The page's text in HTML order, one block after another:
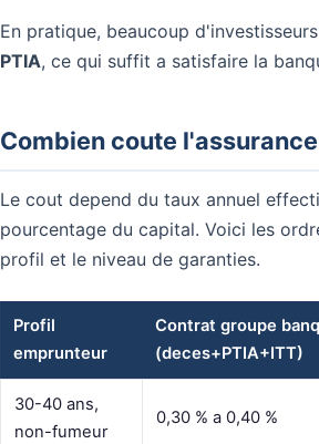
En pratique, beaucoup
PTIA, ce qui suffit a satisfaire la
Combien coute
Le cout depend du taux annuel
pourcentage du capital. Voici les
profil et le niveau de garanties.
Profil
emprunteur
Contrat groupe
(deces+PTIA+ITT)
30-40 ans,
non-fumeur
0,30 % a 0,40 %